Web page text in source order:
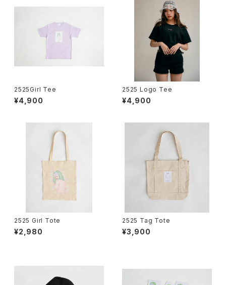
2525Girl Tee
¥4,900
2525 Logo Tee
¥4,900
2525 Girl Tote
¥2,980
2525 Tag Tote
¥3,900